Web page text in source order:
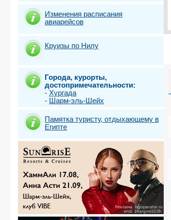
Изменения расписания
авиарейсов
Круизы по Нилу
Города, курорты,
достопримечательности:
- Хургада
- Шарм-эль-Шейх
Памятка туристу, отдыхающему в
Египте